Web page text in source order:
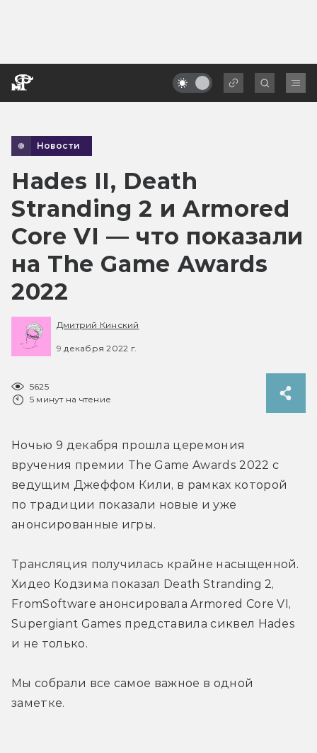
Новости
Hades II, Death
Stranding 2 и Armored
Core VI — что показали
на The Game Awards
2022
Дмитрий Кинский
9 декабря 2022 г.
5625
5 минут на чтение
Ночью 9 декабря прошла церемония
вручения премии The Game Awards 2022 с
ведущим Джеффом Кили, в рамках которой
по традиции показали новые и уже
анонсированные игры.
Трансляция получилась крайне насыщенной.
Хидео Кодзима показал Death Stranding 2,
FromSoftware анонсировала Armored Core VI,
Supergiant Games представила сиквел Hades
и не только.
Мы собрали все самое важное в одной
заметке.